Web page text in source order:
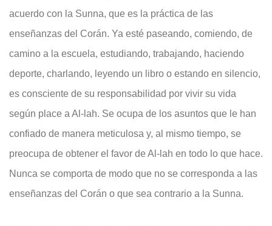
acuerdo con la Sunna, que es la práctica de las
enseñanzas del Corán. Ya esté paseando, comiendo, de
camino a la escuela, estudiando, trabajando, haciendo
deporte, charlando, leyendo un libro o estando en silencio,
es consciente de su responsabilidad por vivir su vida
según place a Al-lah. Se ocupa de los asuntos que le han
confiado de manera meticulosa y, al mismo tiempo, se
preocupa de obtener el favor de Al-lah en todo lo que hace.
Nunca se comporta de modo que no se corresponda a las
enseñanzas del Corán o que sea contrario a la Sunna.